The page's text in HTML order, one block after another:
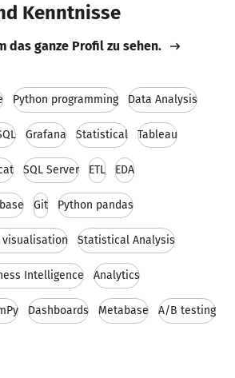
Kenntnisse
das ganze Profil zu sehen.
Python programming Data Analysis
Grafana Statistical Tableau
SQL Server ETL EDA
Git Python pandas
visualisation Statistical Analysis
Intelligence Analytics
Dashboards Metabase A/B testing